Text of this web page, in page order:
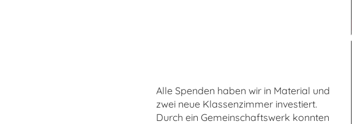
Alle Spenden haben wir in Material und
zwei neue Klassenzimmer investiert.
Durch ein Gemeinschaftswerk konnten